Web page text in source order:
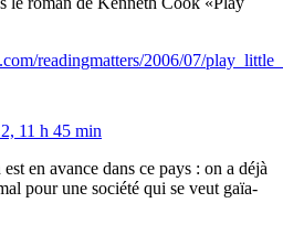
readingmatters/2006/07/
11 h 45 min
en avance dans ce pays : on a déjà
pour une société qui se veut gaïa-